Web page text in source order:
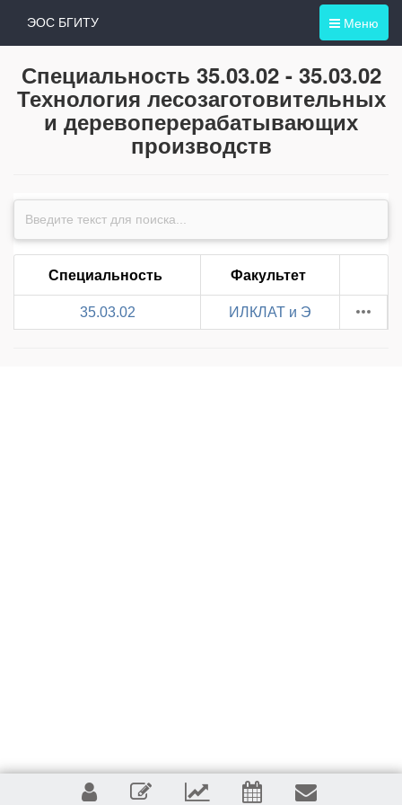
Меню
ЭОС БГИТУ
Специальность 35.03.02 - 35.03.02
Технология лесозаготовительных
и деревоперерабатывающих
производств
Специальность Факультет
35.03.02 ИЛКЛАТ и Э